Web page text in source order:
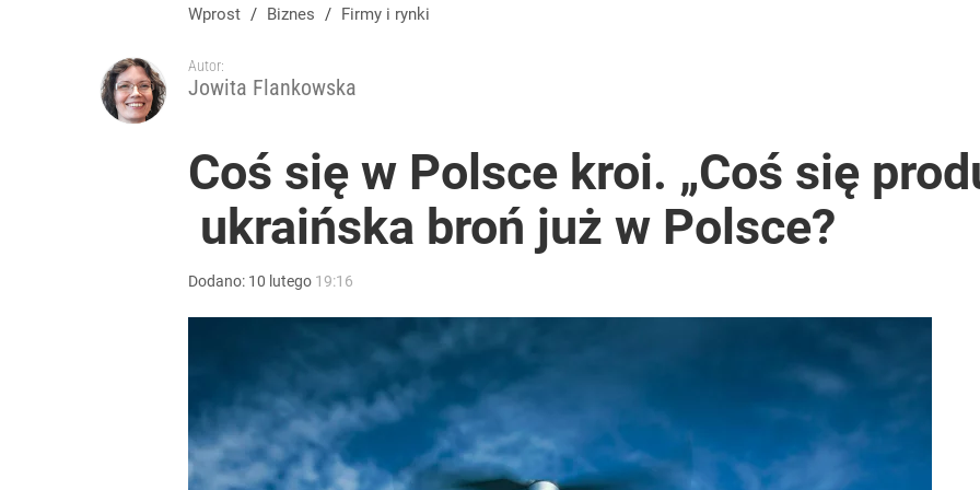
Wprost / Biznes / Firmy i rynki
Autor:
Jowita Flankowska
Coś się w Polsce kroi. „Coś się
ukraińska broń już w Polsce?
Dodano: 10 lutego 19:16